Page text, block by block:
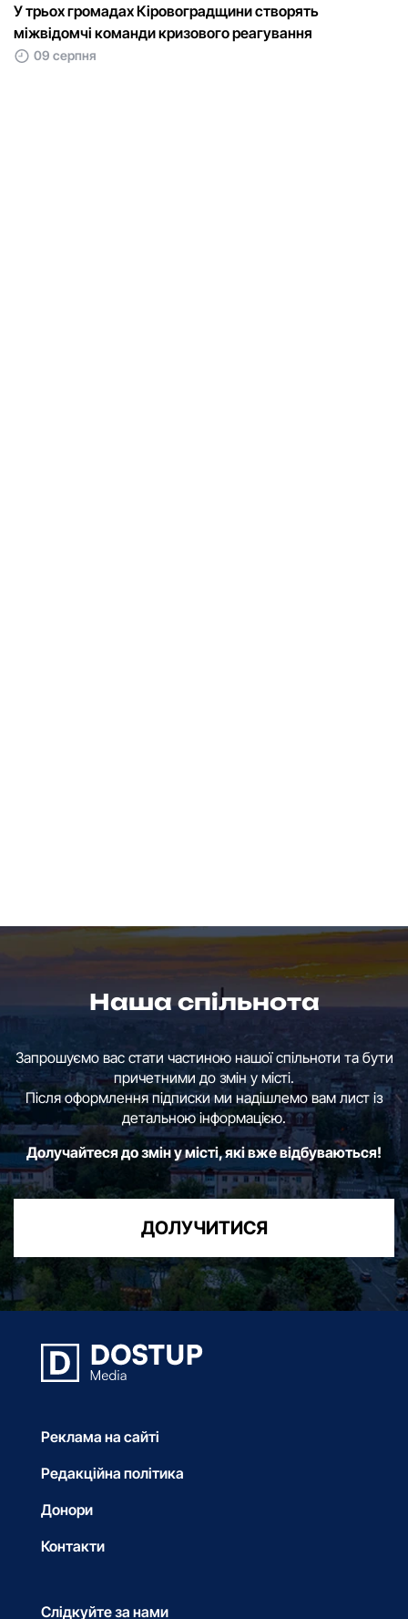
У трьох громадах Кіровоградщини створять
міжвідомчі команди кризового реагування
09 серпня
Наша спільнота
Запрошуємо вас стати частиною нашої спільноти та бути
причетними до змін у місті.
Після оформлення підписки ми надішлемо вам лист із
детальною інформацією.
Долучайтеся до змін у місті, які вже відбуваються!
ДОЛУЧИТИСЯ
Реклама на сайті
Редакційна політика
Донори
Контакти
Слідкуйте за нами